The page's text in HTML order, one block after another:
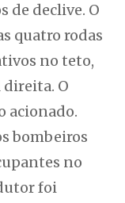
de declive. O
quatro rodas
no teto,
O
acionado.
bombeiros
no
foi